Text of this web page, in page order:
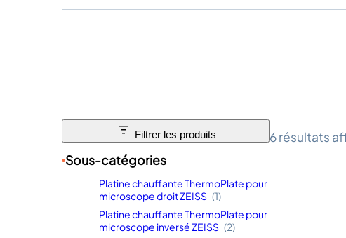
Filtrer les produits
Sous-catégories
Platine chauffante ThermoPlate pour
microscope droit ZEISS (1)
Platine chauffante ThermoPlate pour
microscope inversé ZEISS (2)
6 résultats